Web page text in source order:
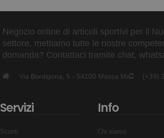
Negozio online di articoli sportivi per il
settore, mettiamo tutte le nostre
domanda? Contattaci tramite chat,
Via Bordigona, 5 - 54100 Massa Ms (+39)
Servizi
Sconti
Info
Chi siamo